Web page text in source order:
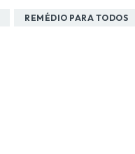
REMÉDIO PARA TODOS